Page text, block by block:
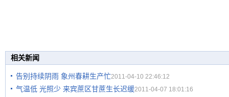
相关新闻
告别持续阴雨 象州春耕生产忙2011-04-10 22:46:12
气温低 光照少 来宾蔗区甘蔗生长迟缓2011-04-07 18:01:16